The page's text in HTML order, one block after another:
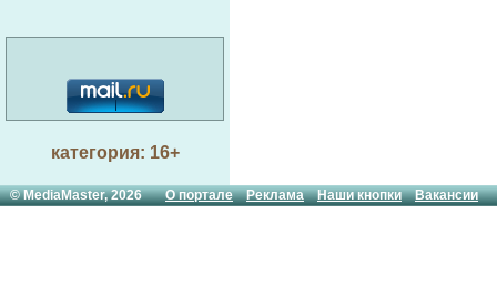
категория: 16+
© MediaMaster, 2026О портале Реклама Наши кнопки Вакансии